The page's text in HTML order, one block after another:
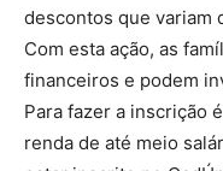
descontos que variam
Com esta ação, as
financeiros e podem
Para fazer a inscrição
renda de até meio